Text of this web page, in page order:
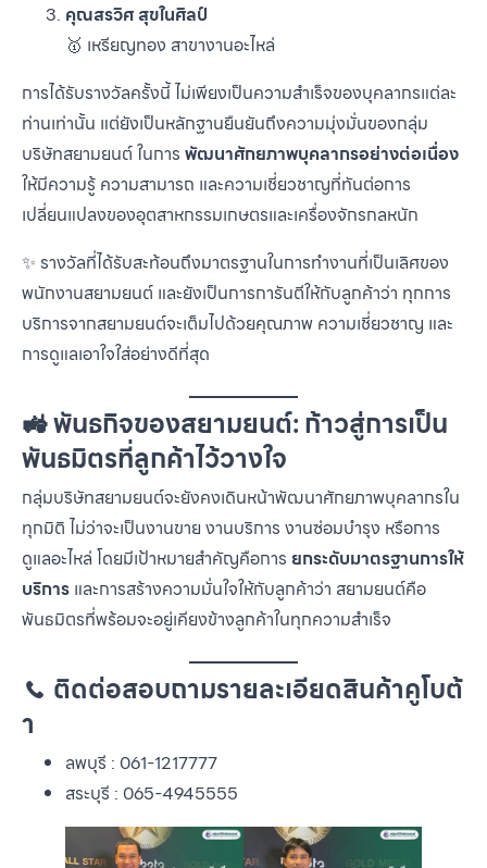
คุณสรวิศ สุขในศิลป์
🥇 เหรียญทอง สาขางานอะไหล่
การได้รับรางวัลครั้งนี้ ไม่เพียงเป็นความสำเร็จของบุคลากรแต่ละ
ท่านเท่านั้น แต่ยังเป็นหลักฐานยืนยันถึงความมุ่งมั่นของกลุ่ม
บริษัทสยามยนต์ ในการ พัฒนาศักยภาพบุคลากรอย่างต่อเนื่อง
ให้มีความรู้ ความสามารถ และความเชี่ยวชาญที่ทันต่อการ
เปลี่ยนแปลงของอุตสาหกรรมเกษตรและเครื่องจักรกลหนัก
✨ รางวัลที่ได้รับสะท้อนถึงมาตรฐานในการทำงานที่เป็นเลิศของ
พนักงานสยามยนต์ และยังเป็นการการันตีให้กับลูกค้าว่า ทุกการ
บริการจากสยามยนต์จะเต็มไปด้วยคุณภาพ ความเชี่ยวชาญ และ
การดูแลเอาใจใส่อย่างดีที่สุด
🚜 พันธกิจของสยามยนต์: ก้าวสู่การเป็น
พันธมิตรที่ลูกค้าไว้วางใจ
กลุ่มบริษัทสยามยนต์จะยังคงเดินหน้าพัฒนาศักยภาพบุคลากรใน
ทุกมิติ ไม่ว่าจะเป็นงานขาย งานบริการ งานซ่อมบำรุง หรือการ
ดูแลอะไหล่ โดยมีเป้าหมายสำคัญคือการ ยกระดับมาตรฐานการให้
บริการ และการสร้างความมั่นใจให้กับลูกค้าว่า สยามยนต์คือ
พันธมิตรที่พร้อมจะอยู่เคียงข้างลูกค้าในทุกความสำเร็จ
📞 ติดต่อสอบถามรายละเอียดสินค้าคูโบต้
า
ลพบุรี : 061-1217777
สระบุรี : 065-4945555